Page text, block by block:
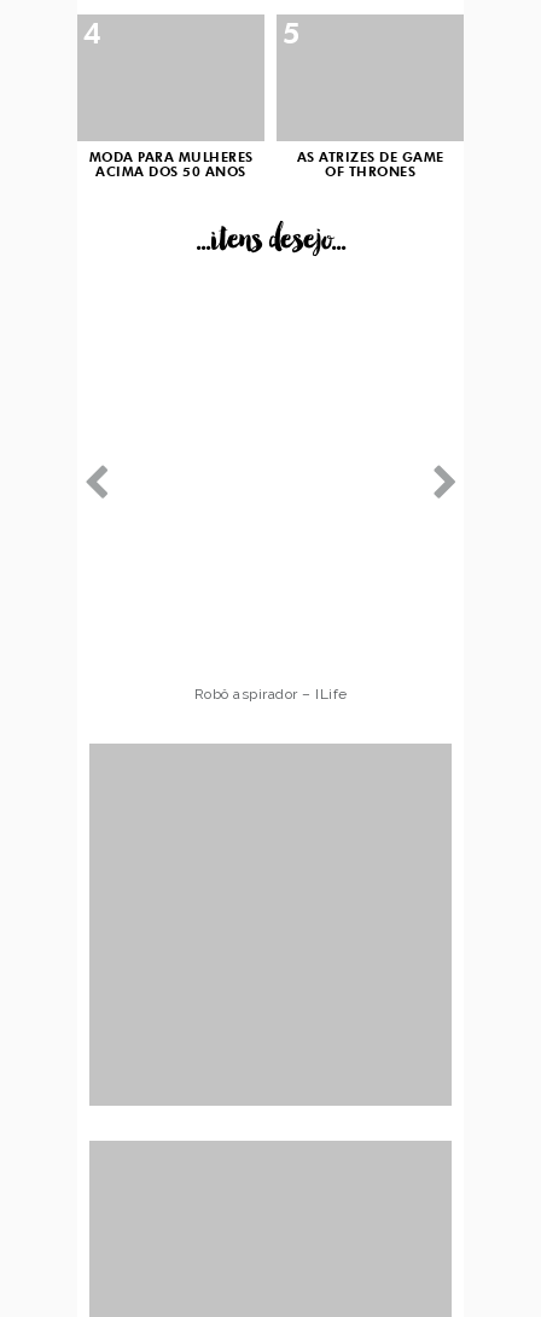
MODA PARA MULHERES
ACIMA DOS 50 ANOS
4
AS ATRIZES DE GAME
OF THRONES
5
...itens desejo...
Robô aspirador – ILife